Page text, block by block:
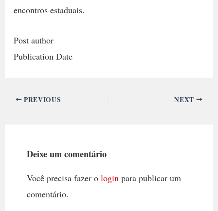
encontros estaduais.
Post author
Publication Date
PREVIOUS NEXT
Deixe um comentário
Você precisa fazer o loginpara publicar um
comentário.